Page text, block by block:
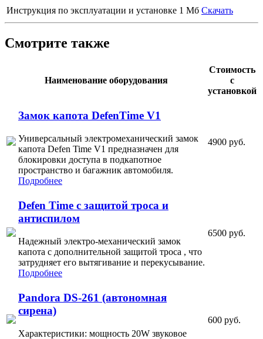
Инструкция по эксплуатации и установке 1 Мб Скачать
Смотрите также
Наименование оборудования
Стоимость
с
установкой
Замок капота DefenTime V1
Универсальный электромеханический замок
капота Defen Time V1 предназначен для
блокировки доступа в подкапотное
пространство и багажник автомобиля.
Подробнее
4900 руб.
Defen Time с защитой троса и
антиспилом
Надежный электро-механический замок
капота с дополнительной защитой троса , что
затрудняет его вытягивание и перекусывание.
Подробнее
6500 руб.
Pandora DS-261 (автономная
сирена)
Характеристики: мощность 20W звуковое
600 руб.